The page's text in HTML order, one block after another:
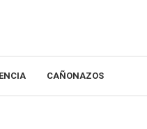
CAÑONAZOS